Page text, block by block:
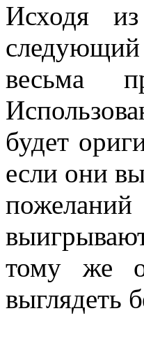
Исходя
следующий
весьма
будет
если они
тому же
выглядеть